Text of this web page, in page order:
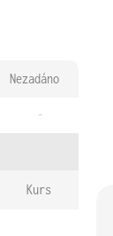
Nezadáno
-
Kurs